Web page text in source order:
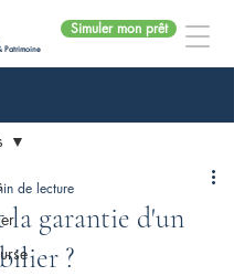
Patrimoine
Simuler mon prêt
la garantie d'un
?
de lecture